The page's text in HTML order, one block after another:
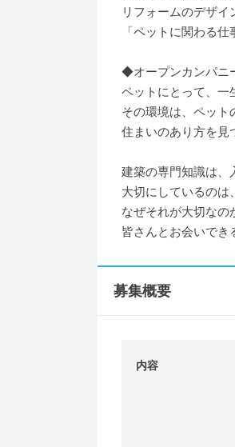
リフォームのデザイ
「ペットに関わる
◆オープンカンパニ
ペットにとって、一
その環境は、ペット
住まいのあり方を見
建築の専門知識は、
大切にしているのは
なぜそれが大切な
皆さんとお会いでき
募集概要
内容